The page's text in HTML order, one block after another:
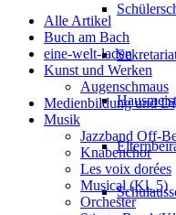
Alle Artikel
Buch am Bach
eine-welt-laden
Kunst und Werken
Augenschmaus
Medienbildung und
Musik
Jazzband Off-
Knabenchor
Les voix dorées
Musical (Kl. 5)
Orchester